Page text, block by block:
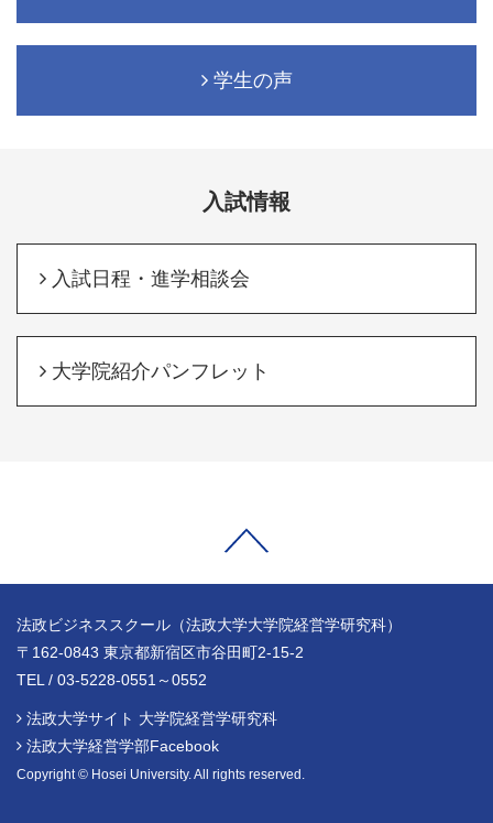
学生の声
入試情報
入試日程・進学相談会
大学院紹介パンフレット
法政ビジネススクール（法政大学大学院経営学研究科）
〒162-0843 東京都新宿区市谷田町2-15-2
TEL / 03-5228-0551～0552
法政大学サイト 大学院経営学研究科
法政大学経営学部Facebook
Copyright © Hosei University. All rights reserved.